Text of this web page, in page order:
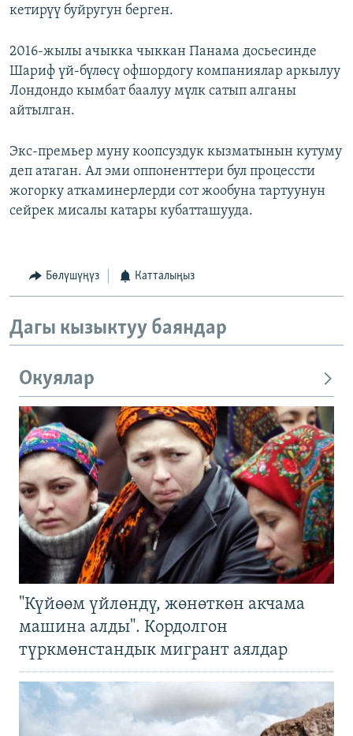
кетирүү буйругун берген.
2016-жылы ачыкка чыккан Панама досьесинде
Шариф үй-бүлөсү офшордогу компаниялар аркылуу
Лондондо кымбат баалуу мүлк сатып алганы
айтылган.
Экс-премьер муну коопсуздук кызматынын кутуму
деп атаган. Ал эми оппоненттери бул процессти
жогорку аткаминерлерди сот жообуна тартуунун
сейрек мисалы катары кубатташууда.
Бөлүшүңүз Катталыңыз
Дагы кызыктуу баяндар
Окуялар
"Күйөөм үйлөндү, жөнөткөн акчама
машина алды". Кордолгон
түркмөнстандык мигрант аялдар